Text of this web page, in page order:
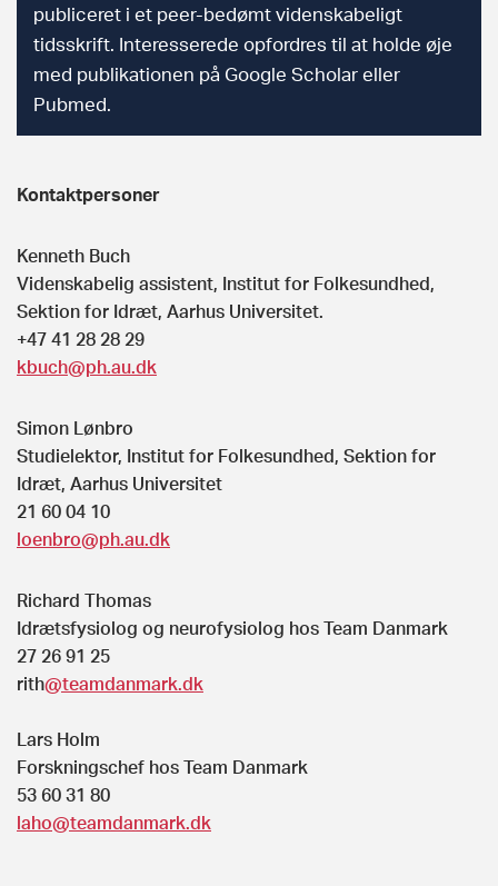
publiceret i et peer-bedømt videnskabeligt
tidsskrift. Interesserede opfordres til at holde øje
med publikationen på Google Scholar eller
Pubmed.
Kontaktpersoner
Kenneth Buch
Videnskabelig assistent, Institut for Folkesundhed,
Sektion for Idræt, Aarhus Universitet.
+47 41 28 28 29
kbuch@ph.au.dk
Simon Lønbro
Studielektor, Institut for Folkesundhed, Sektion for
Idræt, Aarhus Universitet
21 60 04 10
loenbro@ph.au.dk
Richard Thomas
Idrætsfysiolog og neurofysiolog hos Team Danmark
27 26 91 25
rith@teamdanmark.dk
Lars Holm
Forskningschef hos Team Danmark
53 60 31 80
laho@teamdanmark.dk